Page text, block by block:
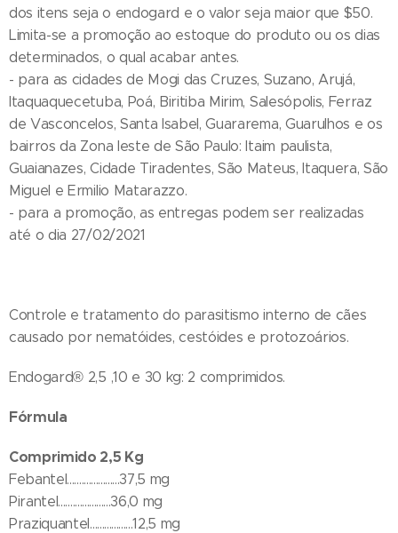
dos itens seja o endogard e o valor seja maior que $50.
Limita-se a promoção ao estoque do produto ou os dias
determinados, o qual acabar antes.
- para as cidades de Mogi das Cruzes, Suzano, Arujá,
Itaquaquecetuba, Poá, Biritiba Mirim, Salesópolis, Ferraz
de Vasconcelos, Santa Isabel, Guararema, Guarulhos e os
bairros da Zona leste de São Paulo: Itaim paulista,
Guaianazes, Cidade Tiradentes, São Mateus, Itaquera, São
Miguel e Ermilio Matarazzo.
- para a promoção, as entregas podem ser realizadas
até o dia 27/02/2021
Controle e tratamento do parasitismo interno de cães
causado por nematóides, cestóides e protozoários.
Endogard® 2,5 ,10 e 30 kg: 2 comprimidos.
Fórmula
Comprimido 2,5 Kg
Febantel......................37,5 mg
Pirantel......................36,0 mg
Praziquantel..................12,5 mg